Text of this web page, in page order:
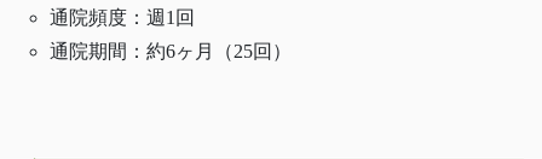
通院頻度：週1回
通院期間：約6ヶ月（25回）